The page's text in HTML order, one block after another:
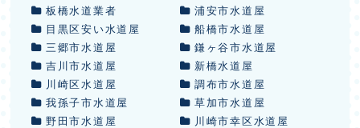
板橋水道業者
浦安市水道屋
目黒区安い水道屋
船橋市水道屋
三郷市水道屋
鎌ヶ谷市水道屋
吉川市水道屋
新橋水道屋
川崎区水道屋
調布市水道屋
我孫子市水道屋
草加市水道屋
野田市水道屋
川崎市幸区水道屋